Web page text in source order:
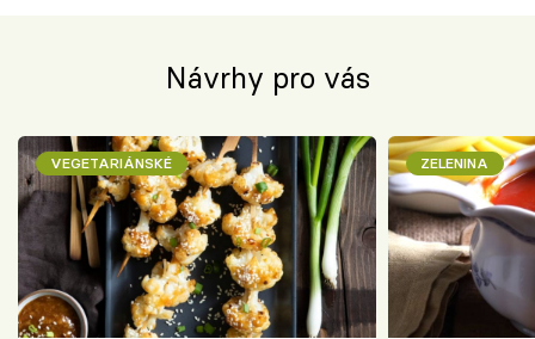
Návrhy pro vás
VEGETARIÁNSKÉ ZELENINA